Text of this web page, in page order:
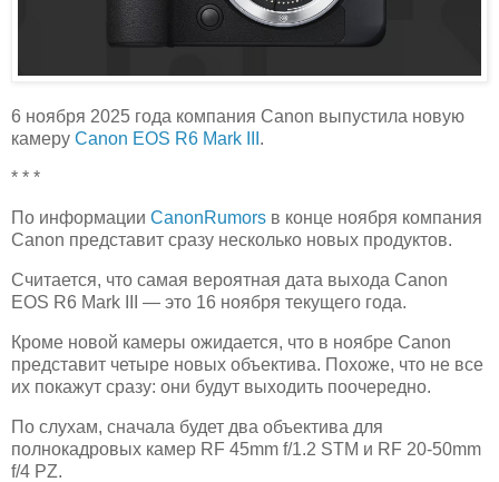
6 ноября 2025 года компания Canon выпустила новую
камеру Canon EOS R6 Mark III .
* * *
По информации CanonRumors в конце ноября компания
Canon представит сразу несколько новых продуктов.
Считается, что самая вероятная дата выхода Canon
EOS R6 Mark III — это 16 ноября текущего года.
Кроме новой камеры ожидается, что в ноябре Canon
представит четыре новых объектива. Похоже, что не все
их покажут сразу: они будут выходить поочередно.
По слухам, сначала будет два объектива для
полнокадровых камер RF 45mm f/1.2 STM и RF 20-50mm
f/4 PZ.